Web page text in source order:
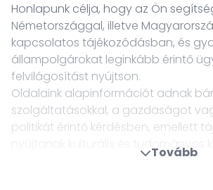
Honlapunk célja, hogy az Ön
Németországgal, illetve
kapcsolatos tájékozódásban, és
állampolgárokat leginkább érintő
felvilágosítást nyújtson.
Oldalaink alapinformációt adnak
szolgáltatásokkal, a gazdaságot
politikát érintő kérdésben, emellett
nyújtanak kulturális és tudományos
Magyarországot több száz éves
Tovább